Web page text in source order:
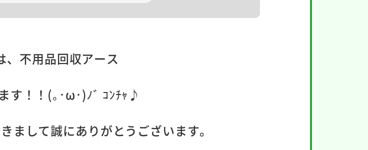
、不用品回収アース
す！！(｡･ω･)ﾉﾞ ｺﾝﾁｬ♪
まして誠にありがとうございます。